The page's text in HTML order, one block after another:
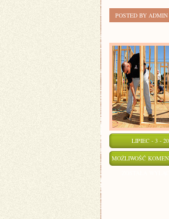
POSTED BY ADMIN
LIPIEC - 3 -
MOŻLIWOŚĆ